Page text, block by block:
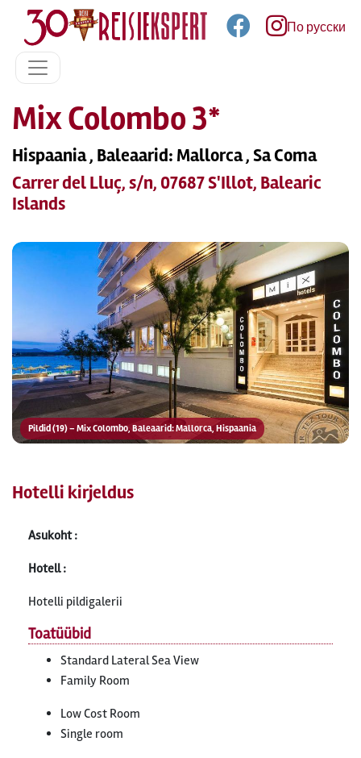
По русски
Mix Colombo 3*
Hispaania , Baleaarid: Mallorca , Sa Coma
Carrer del Lluç, s/n, 07687 S'Illot, Balearic
Islands
Pildid (19) – Mix Colombo, Baleaarid: Mallorca, Hispaania
Hotelli kirjeldus
Asukoht :
Hotell :
Hotelli pildigalerii
Toatüübid
Standard Lateral Sea View
Family Room
Low Cost Room
Single room